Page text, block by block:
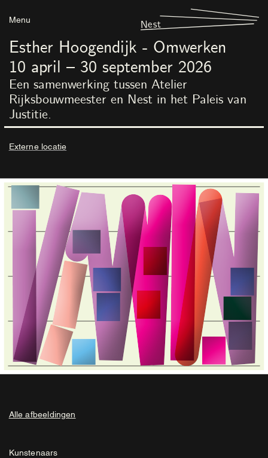
Menu Nest
Esther Hoogendijk - Omwerken
10 april – 30 september 2026
Een samenwerking tussen Atelier
Rijksbouwmeester en Nest in het Paleis van
Justitie.
Externe locatie
Alle afbeeldingen
Kunstenaars